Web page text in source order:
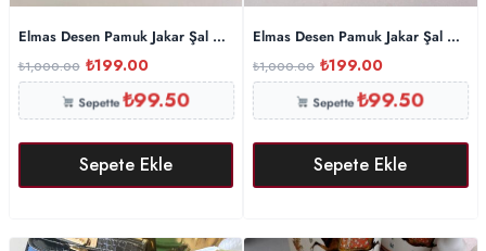
Elmas Desen Pamuk Jakar Şal – Gri
₺1,000.00 ₺199.00
Sepette₺99.50
Sepete Ekle
Elmas Desen Pamuk Jakar Şal –
₺1,000.00 ₺199.00
Sepette₺99.50
Sepete Ekle